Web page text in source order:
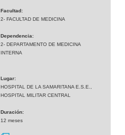
Facultad:
2- FACULTAD DE MEDICINA
Dependencia:
2- DEPARTAMENTO DE MEDICINA
INTERNA
Lugar:
HOSPITAL DE LA SAMARITANA E.S.E.,
HOSPITAL MILITAR CENTRAL
Duración:
12 meses